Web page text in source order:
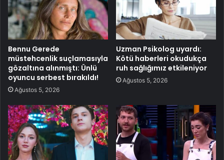
Bennu Gerede
müstehcenlik suçlamasıyla
gözaltına alınmıştı: Ünlü
oyuncu serbest bırakıldı!
Ağustos 5, 2026
Uzman Psikolog uyardı:
Kötü haberleri okudukça
ruh sağlığımız etkileniyor
Ağustos 5, 2026